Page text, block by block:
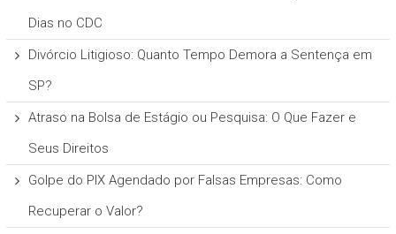
Dias no CDC
Divórcio Litigioso: Quanto Tempo Demora a Sentença em
SP?
Atraso na Bolsa de Estágio ou Pesquisa: O Que Fazer e
Seus Direitos
Golpe do PIX Agendado por Falsas Empresas: Como
Recuperar o Valor?